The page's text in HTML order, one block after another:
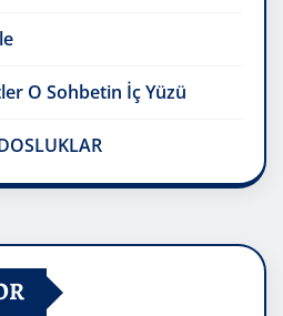
O Sohbetin İç Yüzü